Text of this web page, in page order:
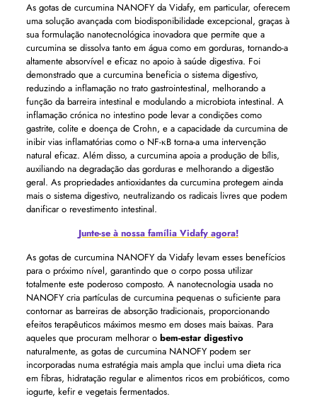
As gotas de curcumina NANOFY da Vidafy, em particular, oferecem
uma solução avançada com biodisponibilidade excepcional, graças à
sua formulação nanotecnológica inovadora que permite que a
curcumina se dissolva tanto em água como em gorduras, tornando-a
altamente absorvível e eficaz no apoio à saúde digestiva. Foi
demonstrado que a curcumina beneficia o sistema digestivo,
reduzindo a inflamação no trato gastrointestinal, melhorando a
função da barreira intestinal e modulando a microbiota intestinal. A
inflamação crónica no intestino pode levar a condições como
gastrite, colite e doença de Crohn, e a capacidade da curcumina de
inibir vias inflamatórias como o NF-κB torna-a uma intervenção
natural eficaz. Além disso, a curcumina apoia a produção de bílis,
auxiliando na degradação das gorduras e melhorando a digestão
geral. As propriedades antioxidantes da curcumina protegem ainda
mais o sistema digestivo, neutralizando os radicais livres que podem
danificar o revestimento intestinal.
Junte-se à nossa família Vidafy agora!
As gotas de curcumina NANOFY da Vidafy levam esses benefícios
para o próximo nível, garantindo que o corpo possa utilizar
totalmente este poderoso composto. A nanotecnologia usada no
NANOFY cria partículas de curcumina pequenas o suficiente para
contornar as barreiras de absorção tradicionais, proporcionando
efeitos terapêuticos máximos mesmo em doses mais baixas. Para
aqueles que procuram melhorar o bem-estar digestivo
naturalmente, as gotas de curcumina NANOFY podem ser
incorporadas numa estratégia mais ampla que inclui uma dieta rica
em fibras, hidratação regular e alimentos ricos em probióticos, como
iogurte, kefir e vegetais fermentados.